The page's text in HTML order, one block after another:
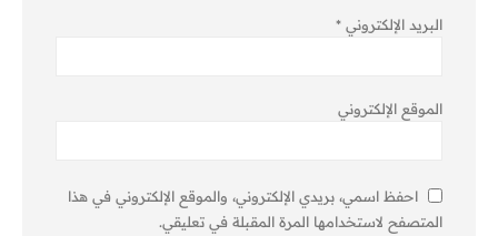
البريد الإلكتروني *
الموقع الإلكتروني
احفظ اسمي، بريدي الإلكتروني، والموقع الإلكتروني في هذا
المتصفح لاستخدامها المرة المقبلة في تعليقي.